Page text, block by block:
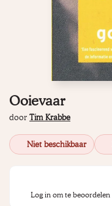
Ooievaar
door Tim Krabbe
Niet beschikbaar
Log in om te beoordelen